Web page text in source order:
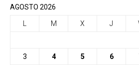
AGOSTO 2026
M X J
3 4 5 6